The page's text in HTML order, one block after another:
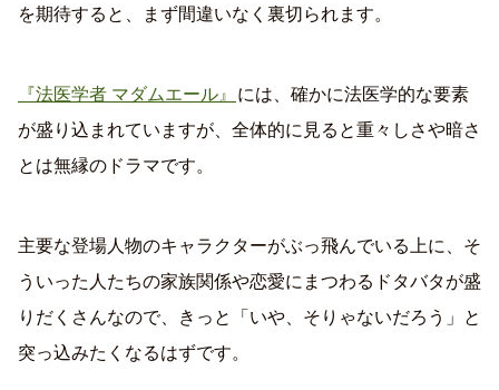
を期待すると、まず間違いなく裏切られます。
『法医学者 マダムエール』
には、確かに法医学的な要素
が盛り込まれていますが、全体的に見ると重々しさや暗さ
とは無縁のドラマです。
主要な登場人物のキャラクターがぶっ飛んでいる上に、そ
ういった人たちの家族関係や恋愛にまつわるドタバタが盛
りだくさんなので、きっと「いや、そりゃないだろう」と
突っ込みたくなるはずです。